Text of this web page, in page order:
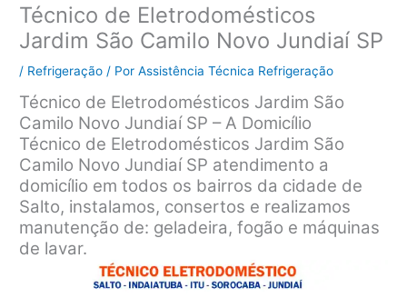
Técnico de Eletrodomésticos
Jardim São Camilo Novo Jundiaí SP
/ Refrigeração / PorAssistência Técnica Refrigeração
Técnico de Eletrodomésticos Jardim São
Camilo Novo Jundiaí SP – A Domicílio
Técnico de Eletrodomésticos Jardim São
Camilo Novo Jundiaí SP atendimento a
domicílio em todos os bairros da cidade de
Salto, instalamos, consertos e realizamos
manutenção de: geladeira, fogão e máquinas
de lavar.